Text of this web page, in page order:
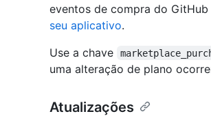
eventos de compra do
seu aplicativo.
Use a chave
uma alteração de plano
Atualizações